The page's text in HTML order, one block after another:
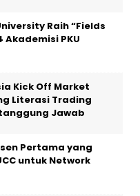
Raih “Fields
Akademisi PKU
Kick Off Market
Literasi Trading
Jawab
Pertama yang
untuk Network